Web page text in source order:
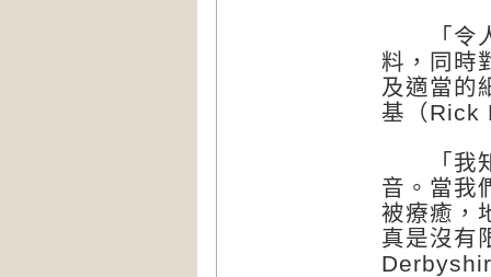
「令人
料，同時
及適當
基（Rick
「我知
音。當我
被療癒，
真是沒有